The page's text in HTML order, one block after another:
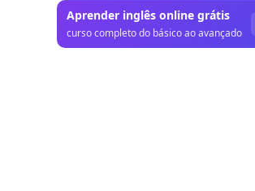
Aprender inglês online grátis
curso completo do básico ao avançado